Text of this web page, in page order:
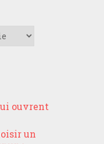
ouvrent
un